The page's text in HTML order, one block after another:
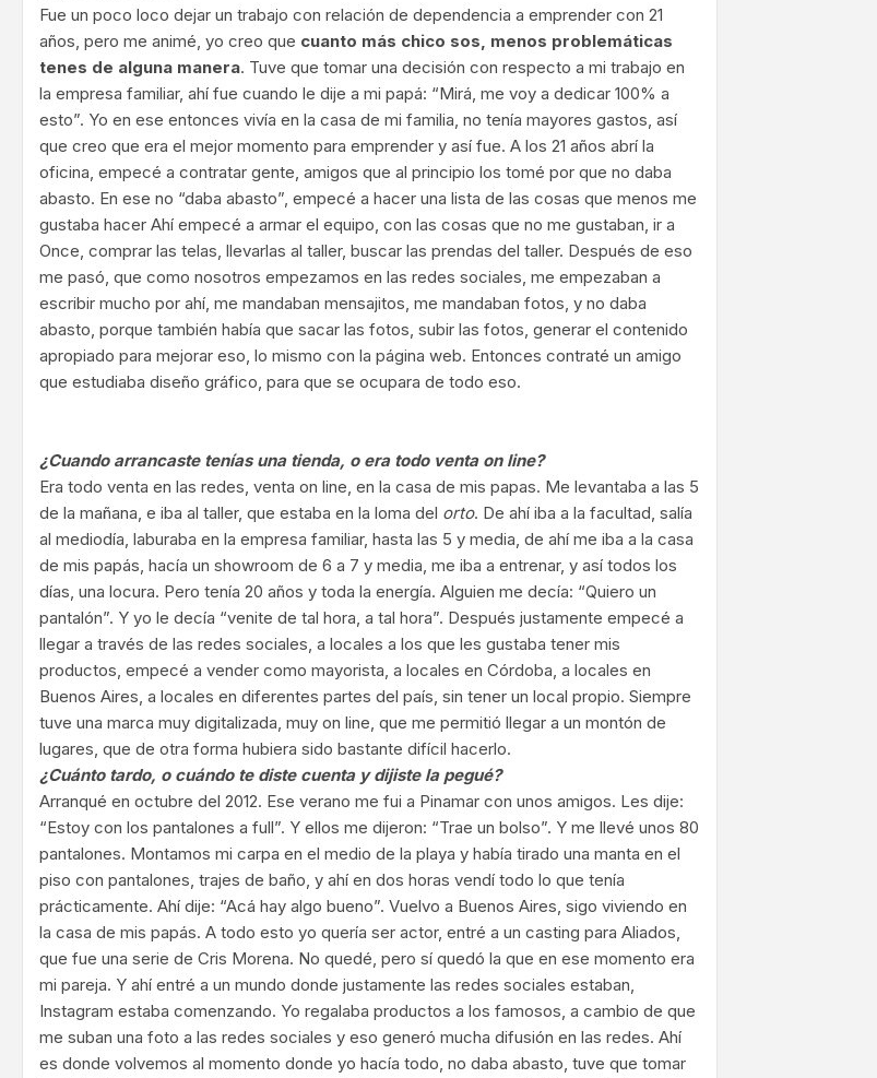
Fue un poco loco dejar un trabajo con relación de dependencia a emprender con 21
años, pero me animé, yo creo que cuanto más chico sos, menos problemáticas
tenes de alguna manera. Tuve que tomar una decisión con respecto a mi trabajo en
la empresa familiar, ahí fue cuando le dije a mi papá: “Mirá, me voy a dedicar 100% a
esto”. Yo en ese entonces vivía en la casa de mi familia, no tenía mayores gastos, así
que creo que era el mejor momento para emprender y así fue. A los 21 años abrí la
oficina, empecé a contratar gente, amigos que al principio los tomé por que no daba
abasto. En ese no “daba abasto”, empecé a hacer una lista de las cosas que menos me
gustaba hacer Ahí empecé a armar el equipo, con las cosas que no me gustaban, ir a
Once, comprar las telas, llevarlas al taller, buscar las prendas del taller. Después de eso
me pasó, que como nosotros empezamos en las redes sociales, me empezaban a
escribir mucho por ahí, me mandaban mensajitos, me mandaban fotos, y no daba
abasto, porque también había que sacar las fotos, subir las fotos, generar el contenido
apropiado para mejorar eso, lo mismo con la página web. Entonces contraté un amigo
que estudiaba diseño gráfico, para que se ocupara de todo eso.
¿Cuando arrancaste tenías una tienda, o era todo venta on line?
Era todo venta en las redes, venta on line, en la casa de mis papas. Me levantaba a las 5
de la mañana, e iba al taller, que estaba en la loma del orto. De ahí iba a la facultad, salía
al mediodía, laburaba en la empresa familiar, hasta las 5 y media, de ahí me iba a la casa
de mis papás, hacía un showroom de 6 a 7 y media, me iba a entrenar, y así todos los
días, una locura. Pero tenía 20 años y toda la energía. Alguien me decía: “Quiero un
pantalón”. Y yo le decía “venite de tal hora, a tal hora”. Después justamente empecé a
llegar a través de las redes sociales, a locales a los que les gustaba tener mis
productos, empecé a vender como mayorista, a locales en Córdoba, a locales en
Buenos Aires, a locales en diferentes partes del país, sin tener un local propio. Siempre
tuve una marca muy digitalizada, muy on line, que me permitió llegar a un montón de
lugares, que de otra forma hubiera sido bastante difícil hacerlo.
¿Cuánto tardo, o cuándo te diste cuenta y dijiste la pegué?
Arranqué en octubre del 2012. Ese verano me fui a Pinamar con unos amigos. Les dije:
“Estoy con los pantalones a full”. Y ellos me dijeron: “Trae un bolso”. Y me llevé unos 80
pantalones. Montamos mi carpa en el medio de la playa y había tirado una manta en el
piso con pantalones, trajes de baño, y ahí en dos horas vendí todo lo que tenía
prácticamente. Ahí dije: “Acá hay algo bueno”. Vuelvo a Buenos Aires, sigo viviendo en
la casa de mis papás. A todo esto yo quería ser actor, entré a un casting para Aliados,
que fue una serie de Cris Morena. No quedé, pero sí quedó la que en ese momento era
mi pareja. Y ahí entré a un mundo donde justamente las redes sociales estaban,
Instagram estaba comenzando. Yo regalaba productos a los famosos, a cambio de que
me suban una foto a las redes sociales y eso generó mucha difusión en las redes. Ahí
es donde volvemos al momento donde yo hacía todo, no daba abasto, tuve que tomar